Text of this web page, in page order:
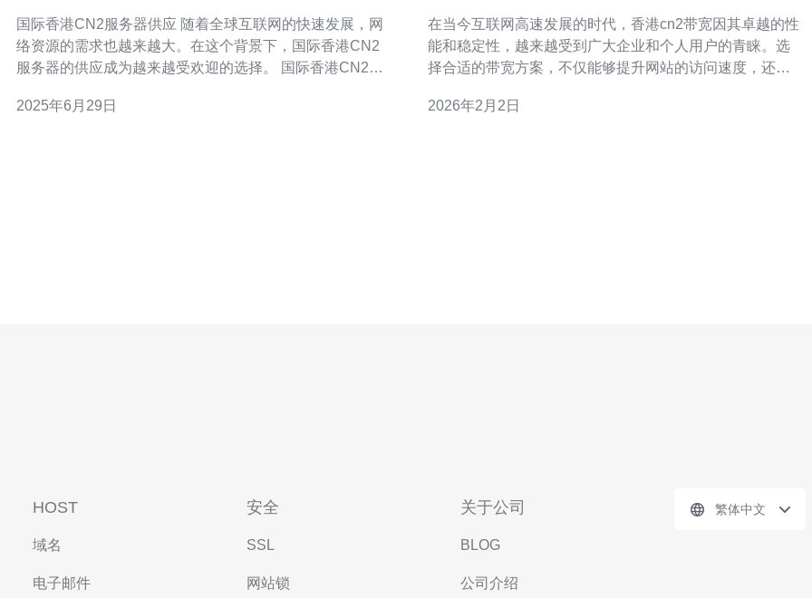
国际香港CN2服务器供应 随着全球互联网的快速发展，网
络资源的需求也越来越大。在这个背景下，国际香港CN2
服务器的供应成为越来越受欢迎的选择。 国际香港CN2服
的网络性能和稳定的连接速度。这种服务器适合需要高速
2025年6月29日
在当今互联网高速发展的时代，香港cn2带宽因其卓越的性
能和稳定性，越来越受到广大企业和个人用户的青睐。选
择合适的带宽方案，不仅能够提升网站的访问速度，还能
量上差异明显，如何找到最佳、最便宜的选择，成为了许
2026年2月2日
HOST
域名
电子邮件
安全
SSL
网站锁
关于公司
BLOG
公司介绍
繁体中文